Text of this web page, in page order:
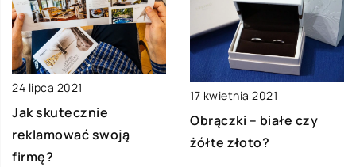
24 lipca 2021
Jak skutecznie
reklamować swoją
firmę?
17 kwietnia 2021
Obrączki – białe czy
żółte złoto?